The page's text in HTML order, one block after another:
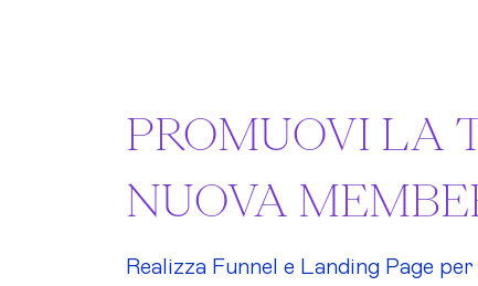
PROMUOVI LA
NUOVA
Realizza Funnel e Landing Page